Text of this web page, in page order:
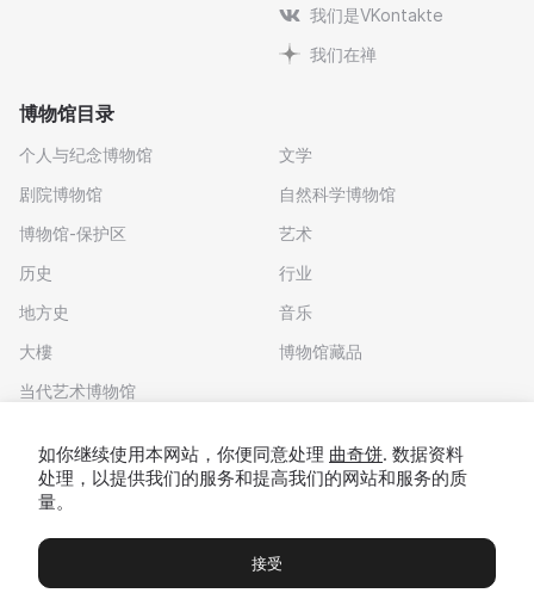
我们是VKontakte
我们在禅
博物馆目录
个人与纪念博物馆
剧院博物馆
博物馆-保护区
历史
地方史
大樓
当代艺术博物馆
文学
自然科学博物馆
艺术
行业
音乐
博物馆藏品
博物馆 展览及展览 Чаты Вы
如你继续使用本网站，你便同意处理 曲奇饼. 数据资料
处理，以提供我们的服务和提高我们的网站和服务的质
量。
接受